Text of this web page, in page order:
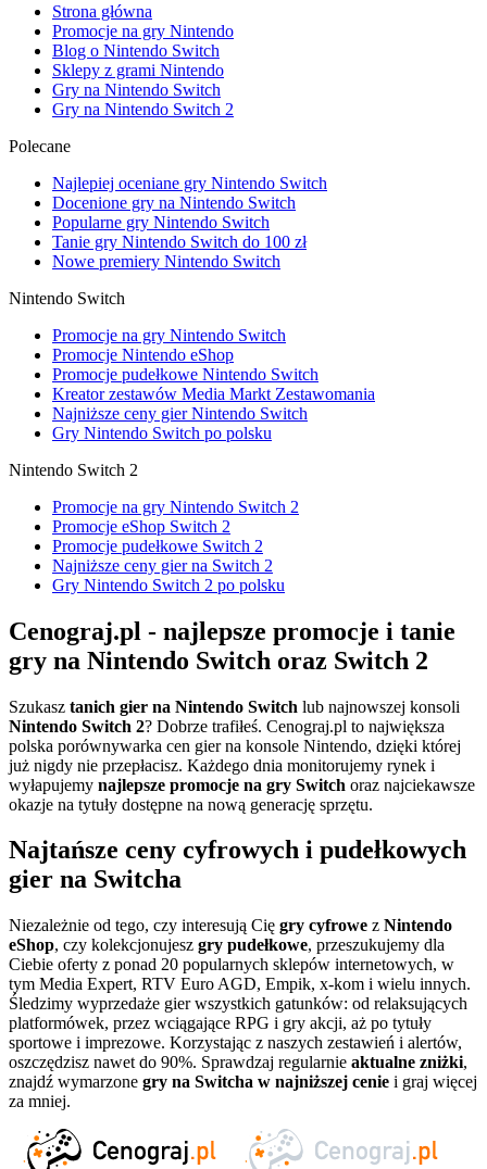
Strona główna
Promocje na gry Nintendo
Blog o Nintendo Switch
Sklepy z grami Nintendo
Gry na Nintendo Switch
Gry na Nintendo Switch 2
Polecane
Najlepiej oceniane gry Nintendo Switch
Docenione gry na Nintendo Switch
Popularne gry Nintendo Switch
Tanie gry Nintendo Switch do 100 zł
Nowe premiery Nintendo Switch
Nintendo Switch
Promocje na gry Nintendo Switch
Promocje Nintendo eShop
Promocje pudełkowe Nintendo Switch
Kreator zestawów Media Markt Zestawomania
Najniższe ceny gier Nintendo Switch
Gry Nintendo Switch po polsku
Nintendo Switch 2
Promocje na gry Nintendo Switch 2
Promocje eShop Switch 2
Promocje pudełkowe Switch 2
Najniższe ceny gier na Switch 2
Gry Nintendo Switch 2 po polsku
Cenograj.pl - najlepsze promocje i tanie
gry na Nintendo Switch oraz Switch 2
Szukasz tanich gier na Nintendo Switch lub najnowszej konsoli
Nintendo Switch 2? Dobrze trafiłeś. Cenograj.pl to największa
polska porównywarka cen gier na konsole Nintendo, dzięki której
już nigdy nie przepłacisz. Każdego dnia monitorujemy rynek i
wyłapujemy najlepsze promocje na gry Switch oraz najciekawsze
okazje na tytuły dostępne na nową generację sprzętu.
Najtańsze ceny cyfrowych i pudełkowych
gier na Switcha
Niezależnie od tego, czy interesują Cię gry cyfrowe z Nintendo
eShop, czy kolekcjonujesz gry pudełkowe, przeszukujemy dla
Ciebie oferty z ponad 20 popularnych sklepów internetowych, w
tym Media Expert, RTV Euro AGD, Empik, x-kom i wielu innych.
Śledzimy wyprzedaże gier wszystkich gatunków: od relaksujących
platformówek, przez wciągające RPG i gry akcji, aż po tytuły
sportowe i imprezowe. Korzystając z naszych zestawień i alertów,
oszczędzisz nawet do 90%. Sprawdzaj regularnie aktualne zniżki,
znajdź wymarzone gry na Switcha w najniższej cenie i graj więcej
za mniej.